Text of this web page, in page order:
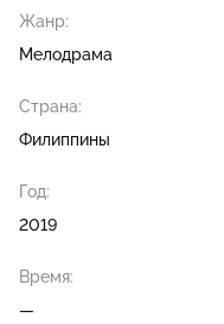
Жанр:
Мелодрама
Страна:
Филиппины
Год:
2019
Время:
—